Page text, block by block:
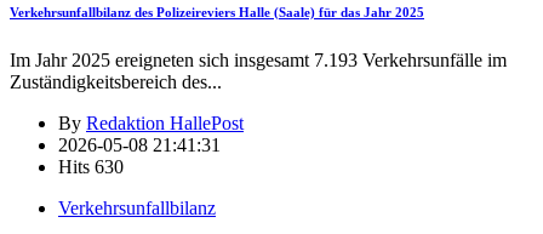
Verkehrsunfallbilanz des Polizeireviers Halle (Saale) für das Jahr 2025
Im Jahr 2025 ereigneten sich insgesamt 7.193 Verkehrsunfälle im
Zuständigkeitsbereich des...
By Redaktion HallePost
2026-05-08 21:41:31
Hits 630
Verkehrsunfallbilanz